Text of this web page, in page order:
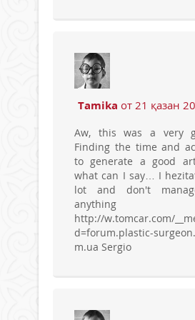
Tamika от 21 қазан
Aw, this was a very
Finding the time and
to generate a good
what can I say… I
lot and don't
anything
http://w.tomcar.com/
d=forum.plastic-
m.ua Sergio